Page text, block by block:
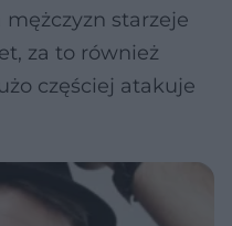
starzeje
za to również
częściej atakuje